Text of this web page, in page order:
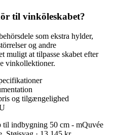
til vinköleskabet?
som ekstra hylder,
og andre
muligt at tilpasse skabet efter
vinkollektioner.
og tilgængelighed
til indbygning 50 cm - mQuvée